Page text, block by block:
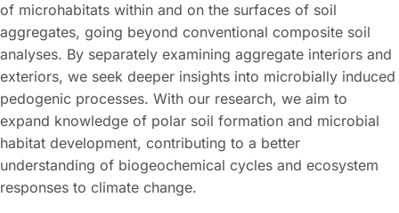
of microhabitats within and on the surfaces of soil
aggregates, going beyond conventional composite soil
analyses. By separately examining aggregate interiors and
exteriors, we seek deeper insights into microbially induced
pedogenic processes. With our research, we aim to
expand knowledge of polar soil formation and microbial
habitat development, contributing to a better
understanding of biogeochemical cycles and ecosystem
responses to climate change.